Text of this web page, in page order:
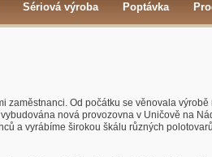
Sériová výroba Poptávka
zaměstnanci. Od počátku se věnovala
nová provozovna v Uničově na
a vyrábíme širokou škálu různých